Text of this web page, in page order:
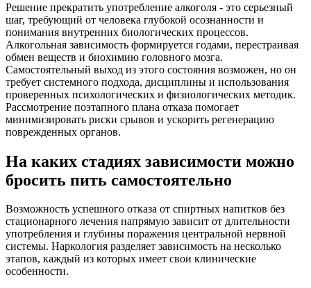
Решение прекратить употребление алкоголя - это серьезный
шаг, требующий от человека глубокой осознанности и
понимания внутренних биологических процессов.
Алкогольная зависимость формируется годами, перестраивая
обмен веществ и биохимию головного мозга.
Самостоятельный выход из этого состояния возможен, но он
требует системного подхода, дисциплины и использования
проверенных психологических и физиологических методик.
Рассмотрение поэтапного плана отказа помогает
минимизировать риски срывов и ускорить регенерацию
поврежденных органов.
На каких стадиях зависимости можно
бросить пить самостоятельно
Возможность успешного отказа от спиртных напитков без
стационарного лечения напрямую зависит от длительности
употребления и глубины поражения центральной нервной
системы. Наркология разделяет зависимость на несколько
этапов, каждый из которых имеет свои клинические
особенности.